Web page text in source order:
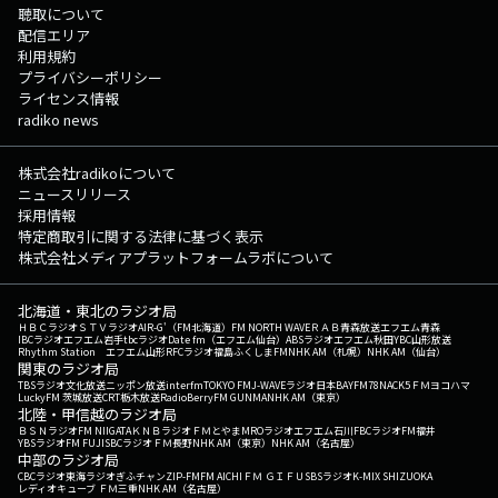
聴取について
配信エリア
利用規約
プライバシーポリシー
ライセンス情報
radiko news
株式会社radikoについて
ニュースリリース
採用情報
特定商取引に関する法律に基づく表示
株式会社メディアプラットフォームラボについて
北海道・東北のラジオ局
ＨＢＣラジオＳＴＶラジオAIR-G'（FM北海道） FM NORTH WAVEＲＡＢ青森放送エフエム青森
IBCラジオエフエム岩手tbcラジオDate fm（エフエム仙台） ABSラジオエフエム秋田YBC山形放送
Rhythm Station エフエム山形RFCラジオ福島ふくしまFMNHK AM（札幌） NHK AM（仙台）
関東のラジオ局
TBSラジオ文化放送ニッポン放送interfmTOKYO FMJ-WAVEラジオ日本BAYFM78NACK5 ＦＭヨコハマ
LuckyFM 茨城放送CRT栃木放送RadioBerryFM GUNMANHK AM（東京）
北陸・甲信越のラジオ局
ＢＳＮラジオFM NIIGATAＫＮＢラジオ ＦＭとやまMROラジオエフエム石川FBCラジオFM福井
YBSラジオFM FUJISBCラジオ ＦＭ長野NHK AM（東京） NHK AM（名古屋）
中部のラジオ局
CBCラジオ東海ラジオぎふチャンZIP-FMFM AICHI ＦＭ ＧＩＦＵ SBSラジオK-MIX SHIZUOKA
レディオキューブ ＦＭ三重NHK AM（名古屋）